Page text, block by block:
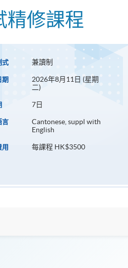
精修課程
式 兼讀制
期
2026年8月11日 (星期
二)
7日
言
Cantonese, suppl with
English
用 每課程 HK$3500